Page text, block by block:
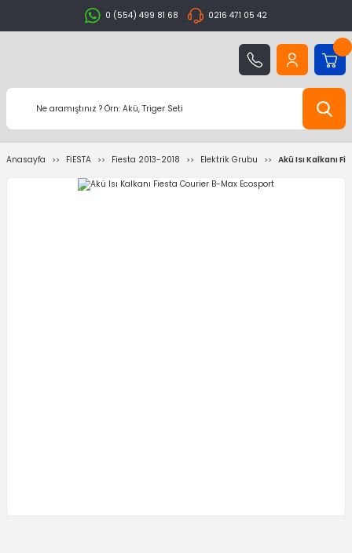
0 (554) 499 81 68 0216 471 05 42
Anasayfa FİESTA Fiesta 2013-2018 Elektrik Grubu Akü Isı Kalkanı